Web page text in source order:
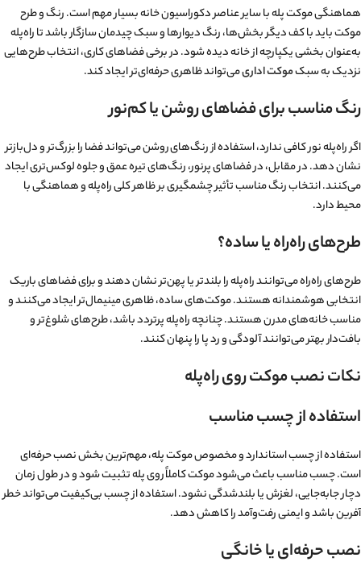
هماهنگی موکت پله با سایر عناصر دکوراسیون خانه بسیار مهم است. رنگ و طرح
موکت باید با کف دیگر بخش‌ها، رنگ دیوارها و سبک چیدمان سازگار باشد تا راه‌پله
به‌عنوان بخشی یکپارچه از خانه دیده شود. در برخی فضا‌های کاری، انتخاب طرح‌هایی
نزدیک به سبکموکت اداریمی‌تواند ظاهری حرفه‌ای‌تر ایجاد کند.
رنگ مناسب برای فضاهای روشن یا کم‌نور
اگر راه‌پله نور کافی ندارد، استفاده از رنگ‌های روشن می‌تواند فضا را بزرگ‌تر و دل‌بازتر
نشان دهد. در مقابل، در فضاهای پرنور، رنگ‌های تیره عمق و جلوه لوکس‌تری ایجاد
می‌کنند. انتخاب رنگ مناسب تأثیر چشمگیری بر ظاهر کلی راه‌پله و هماهنگی با
محیط دارد.
طرح‌های راه‌راه یا ساده؟
طرح‌های راه‌راه می‌توانند راه‌پله را بلندتر یا پهن‌تر نشان دهند و برای فضاهای باریک
انتخابی هوشمندانه هستند. موکت‌های ساده، ظاهری مینیمال‌تر ایجاد می‌کنند و
مناسب خانه‌های مدرن هستند. چنانچه راه‌پله پرتردد باشد، طرح‌های شلوغ‌تر و
بافت‌دار بهتر می‌توانند آلودگی و رد پا را پنهان کنند.
نکات نصب موکت روی راه‌پله
استفاده از چسب مناسب
استفاده از چسب استاندارد و مخصوص موکت پله، مهم‌ترین بخش نصب حرفه‌ای
است. چسب مناسب باعث می‌شود موکت کاملاً روی پله تثبیت شود و در طول زمان
دچار جابه‌جایی، لغزش یا بلندشدگی نشود. استفاده از چسب بی‌کیفیت می‌تواند خطر
آفرین باشد و ایمنی رفت‌وآمد را کاهش دهد.
نصب حرفه‌ای یا خانگی